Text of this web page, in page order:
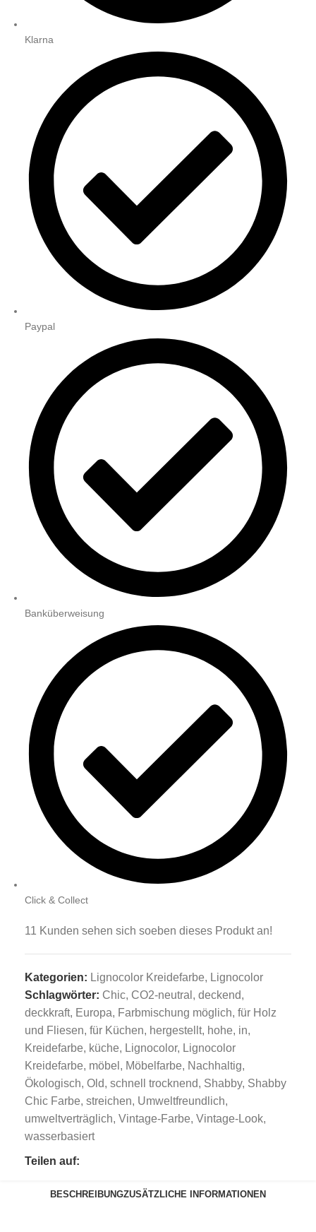
Klarna
Paypal
Banküberweisung
Click & Collect
11 Kunden sehen sich soeben dieses Produkt an!
Kategorien: Lignocolor Kreidefarbe, Lignocolor
Schlagwörter: Chic, CO2-neutral , deckend,
deckkraft, Europa, Farbmischung möglich, für Holz
und Fliesen, für Küchen, hergestellt, hohe, in,
Kreidefarbe, küche, Lignocolor, Lignocolor
Kreidefarbe, möbel , Möbelfarbe, Nachhaltig,
Ökologisch, Old, schnell trocknend, Shabby, Shabby
Chic Farbe, streichen, Umweltfreundlich,
umweltverträglich, Vintage-Farbe, Vintage-Look,
wasserbasiert
Teilen auf:
BESCHREIBUNGZUSÄTZLICHE INFORMATIONEN